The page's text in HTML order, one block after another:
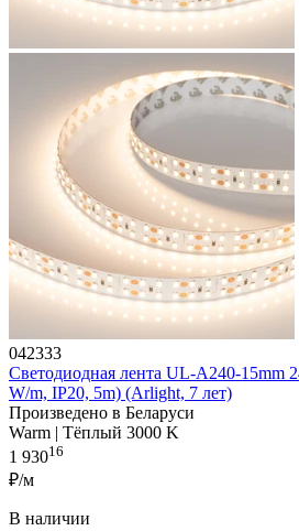
042333
Светодиодная лента UL-A240-15mm
W/m, IP20, 5m) (Arlight, 7 лет)
Произведено в Беларуси
Warm | Тёплый 3000 K
1 93016
₽/м
В наличии